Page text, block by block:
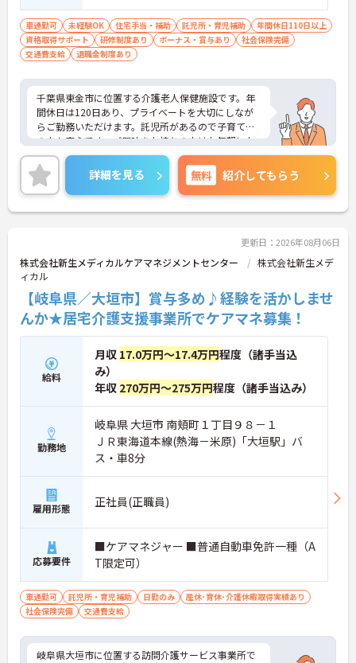
車通勤可 未経験OK 住宅手当・補助 託児所・育児補助
年間休日110日以上
資格取得サポート
研修制度あり ボーナス・賞与あり
社会保険完備
交通費支給
退職金制度あり
千葉県東金市に位置する介護老人保健施設です。年
間休日は120日あり、プライベートを大切にしなが
らご勤務いただけます。託児所があるので子育て中
の方も安心です。ご興味をお持ちの方はお気軽にお
問い合わせください。
詳細を見る 無料 紹介してもらう
更新日：2026年08月06日
株式会社新生メディカルケアマネジメントセンター
株式会社新生メデ
ィカル
【岐阜県／大垣市】賞与多め♪経験を活かしませ
んか★居宅介護支援事業所でケアマネ募集！
給料
月収 17.0万円～17.4万円程度（諸手当込
み）
年収 270万円～275万円程度（諸手当込み）
勤務地
岐阜県 大垣市 南頬町１丁目９８－１
ＪＲ東海道本線(熱海－米原)「大垣駅」バ
ス・車8分
雇用形態 正社員(正職員)
応募要件
■ケアマネジャー ■普通自動車免許一種（A
T限定可）
車通勤可 託児所・育児補助 日勤のみ
産休･育休･介護休暇取得実績あり
社会保険完備
交通費支給
岐阜県大垣市に位置する訪問介護サービス事業所で